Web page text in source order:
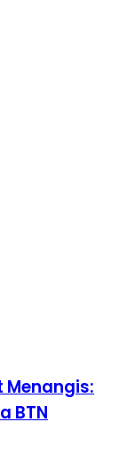
Menangis:
BTN